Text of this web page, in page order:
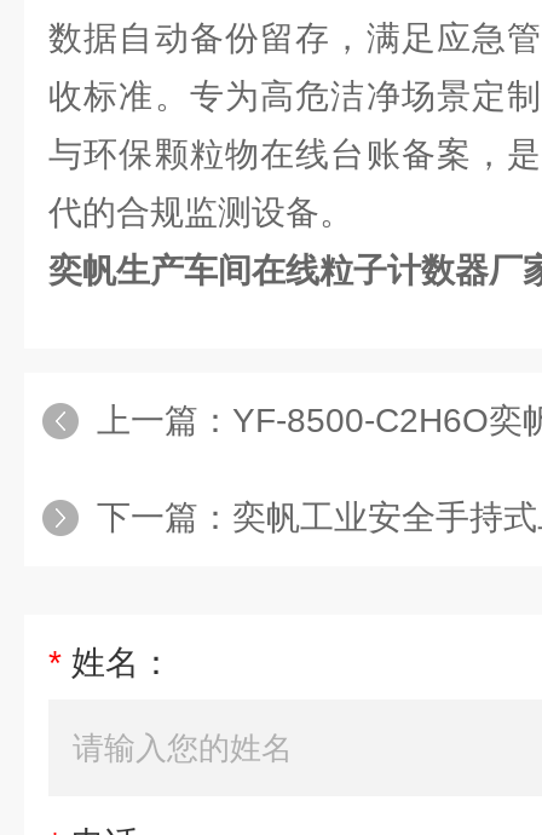
数据自动备份留存，满足应急
收标准。专为高危洁净场景定
与环保颗粒物在线台账备案，
代的合规监测设备。
奕帆生产车间在线粒子计数器厂
上一篇： YF-8500-C2H6O奕帆化工
下一篇： 奕帆工业安全手持
* 姓名：